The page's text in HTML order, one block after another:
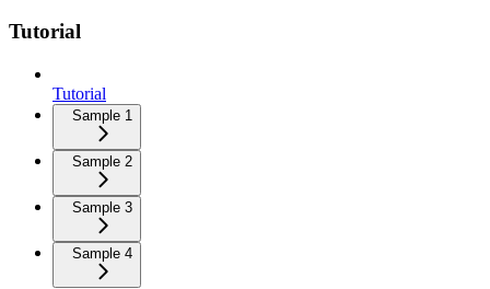
Tutorial
Tutorial
Sample 1
Sample 2
Sample 3
Sample 4